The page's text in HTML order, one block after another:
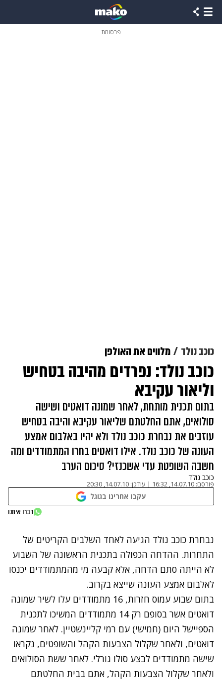
פרסומת
כוכב נולד מלווים את האולפן
כוכב נולד: נפרדים מהיבה בטחיש
וליאור עקיבא
בתום תכנית מותחת, לאחר שמונה דואטים ושישה
סולואים, אתם החלטתם שליאור עקיבא והיבה בטחיש
עוזבים את נבחרת כוכב נולד ולא יהיו באלבום אמצע
העונה של כוכב נולד. אילו דואטים בחרו המתמודדים ומה
חשבה השופטת עדי אשכנזי? סיכום הערב
כוכב נולד
פורסם: 14.07.10, 16:32
| עודכן: 14.07.10, 20:30
עקבו אחרינו בגוגל
נתקלנו בבעיה
דברו איתנו
נבחרת כוכב נולד הגיעה לאחד השלבים הקריטים של
התחרות. ההדחה הכפולה בתכנית הראשונה של השבוע
לא הייתה סתם הדחה, אלא קבעה מי מהמתמודדים יכנסו
לאלבום אמצע העונה שייצא בקרוב.
בתום שבוע עמוס חזרות, 16 מתמודדים עלו לשיר שמונה
דואטים אשר בסופם רק 14 מתמודדים המשיכו לתכנית
הספיישל היום (חמישי) עם רמי קליינשטיין. לאחר שמונה
דואטים, ולאחר שקלול הצבעות הקהל והשופטים, נקראו
שישה מתמודדים לבצע סולו גורלי. לאחר ששת הסולואים
ולאחר שקלול הצבעות הקהל, אתם בבית החלטתם